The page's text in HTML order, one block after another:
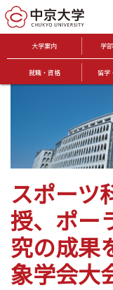
大学案内 学
就職・資格 留学
スポーツ
授、ポー
究の成果
象学会大